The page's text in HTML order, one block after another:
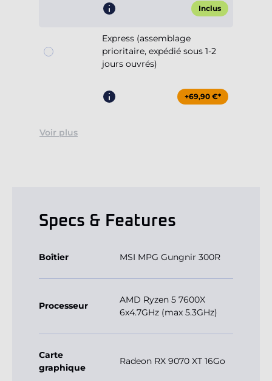
Inclus
Express (assemblage
prioritaire, expédié sous 1-2
jours ouvrés)
+69,90 €*
Voir plus
Specs & Features
Boîtier MSI MPG Gungnir 300R
Processeur
AMD Ryzen 5 7600X
6x4.7GHz (max 5.3GHz)
Carte
graphique
Radeon RX 9070 XT 16Go